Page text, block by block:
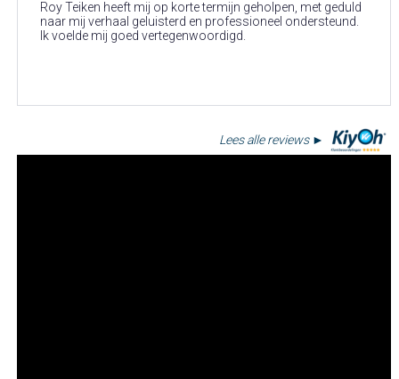
Roy Teiken heeft mij op korte termijn geholpen, met geduld
naar mij verhaal geluisterd en professioneel ondersteund.
Ik voelde mij goed vertegenwoordigd.
Lees alle reviews ►